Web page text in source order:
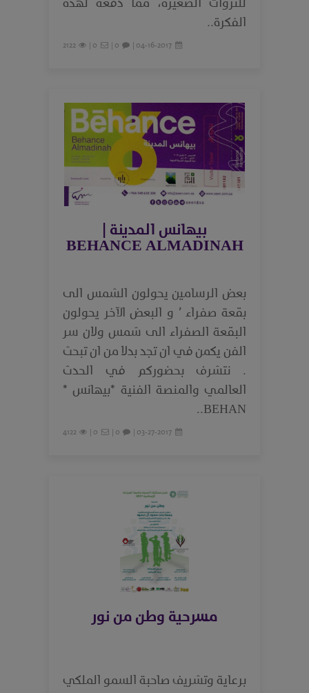
للثروات الصغيرة، مما دفعه لهذه
الفكرة..
04-16-2017 |
0 |
0 |
2122
بيهانس المدينة |
BEHANCE ALMADINAH
بعض الرسامين يحولون الشمس الى
بقعة صفراء ’ و البعض الآخر يحولون
البقعة الصفراء الى شمس ولان سر
الفن يكمن في ان تجد بدلا من ان تبحث
. نتشرف بحضوركم في الحدث
العالمي والمنصة الفنية *بيهانس *
BEHAN..
03-27-2017 |
0 |
0 |
4122
مسرحية وطن من نور
برعاية وتشريف صاحبة السمو الملكي